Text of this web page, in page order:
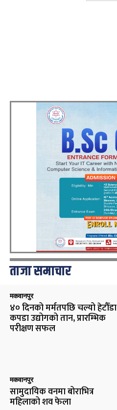
ताजा समाचार
मकवानपुर
४० दिनको मर्मतपछि चल्यो हेटौँडा
कपडा उद्योगको तान, प्रारम्भिक
परीक्षण सफल
मकवानपुर
सामुदायिक वनमा बोराभित्र
महिलाको शव फेला